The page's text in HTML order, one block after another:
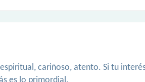
cariñoso, atento. Si tu